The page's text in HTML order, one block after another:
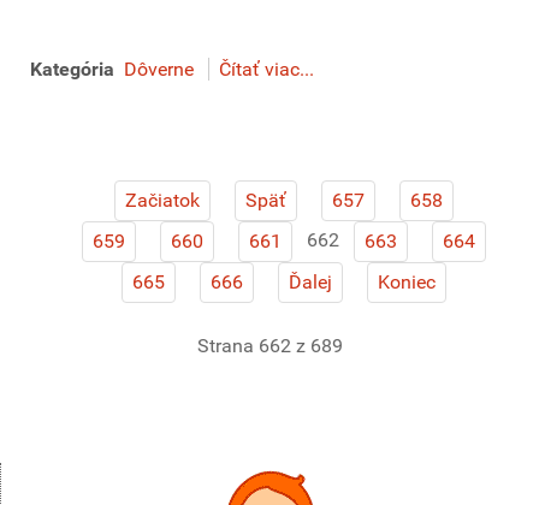
Kategória Dôverne Čítať viac...
Začiatok Späť 657
658
659
660 661 662 663
664
665
666 Ďalej Koniec
Strana 662 z 689